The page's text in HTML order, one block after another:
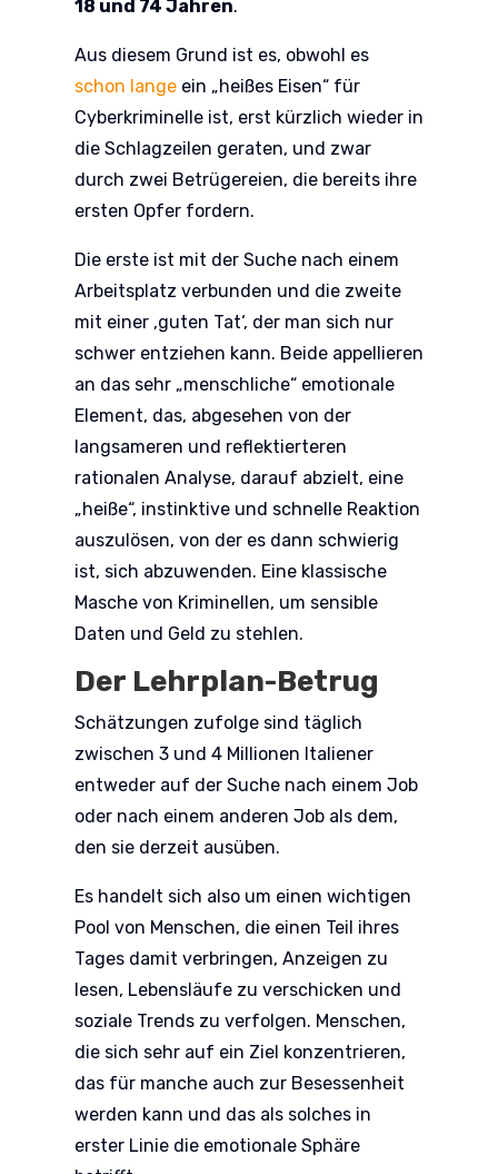
18 und 74 Jahren.
Aus diesem Grund ist es, obwohl es
schon langeein „heißes Eisen“ für
Cyberkriminelle ist, erst kürzlich wieder in
die Schlagzeilen geraten, und zwar
durch zwei Betrügereien, die bereits ihre
ersten Opfer fordern.
Die erste ist mit der Suche nach einem
Arbeitsplatz verbunden und die zweite
mit einer ‚guten Tat‘, der man sich nur
schwer entziehen kann. Beide appellieren
an das sehr „menschliche“ emotionale
Element, das, abgesehen von der
langsameren und reflektierteren
rationalen Analyse, darauf abzielt, eine
„heiße“, instinktive und schnelle Reaktion
auszulösen, von der es dann schwierig
ist, sich abzuwenden. Eine klassische
Masche von Kriminellen, um sensible
Daten und Geld zu stehlen.
Der Lehrplan-Betrug
Schätzungen zufolge sind täglich
zwischen 3 und 4 Millionen Italiener
entweder auf der Suche nach einem Job
oder nach einem anderen Job als dem,
den sie derzeit ausüben.
Es handelt sich also um einen wichtigen
Pool von Menschen, die einen Teil ihres
Tages damit verbringen, Anzeigen zu
lesen, Lebensläufe zu verschicken und
soziale Trends zu verfolgen. Menschen,
die sich sehr auf ein Ziel konzentrieren,
das für manche auch zur Besessenheit
werden kann und das als solches in
erster Linie die emotionale Sphäre